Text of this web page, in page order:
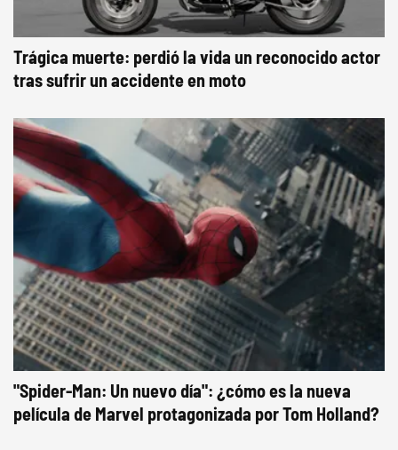
Trágica muerte: perdió la vida un reconocido actor
tras sufrir un accidente en moto
"Spider-Man: Un nuevo día": ¿cómo es la nueva
película de Marvel protagonizada por Tom Holland?